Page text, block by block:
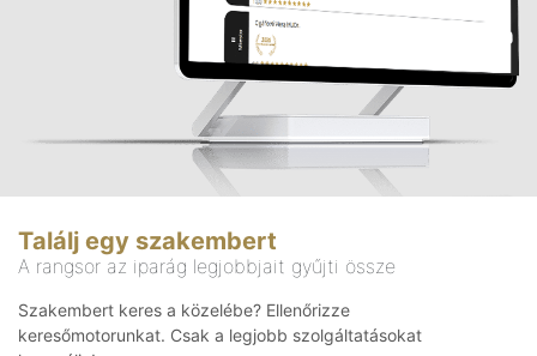
Találj egy szakembert
A rangsor az iparág legjobbjait gyűjti össze
Szakembert keres a közelébe? Ellenőrizze
keresőmotorunkat. Csak a legjobb szolgáltatásokat